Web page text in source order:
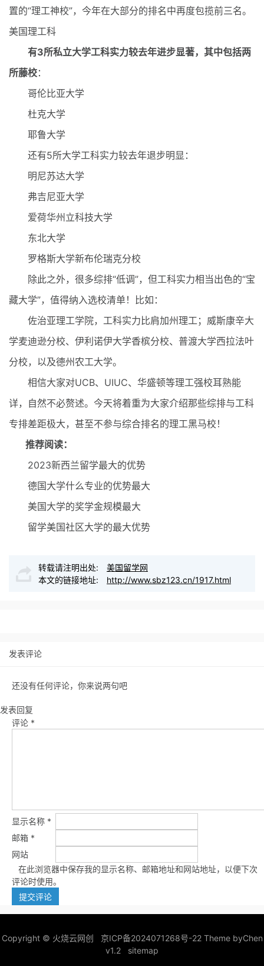
置的“理工神校”，今年在大部分的排名中再度包揽前三名。
美国理工科
有3所私立大学工科实力较去年进步显著，其中包括两
所藤校：
哥伦比亚大学
杜克大学
耶鲁大学
还有5所大学工科实力较去年退步明显：
明尼苏达大学
弗吉尼亚大学
爱荷华州立科技大学
东北大学
罗格斯大学新布伦瑞克分校
除此之外，很多综排“低调”，但工科实力相当出色的“宝
藏大学”，值得纳入选校清单！比如：
佐治亚理工学院，工科实力比肩加州理工；威斯康辛大
学麦迪逊分校、伊利诺伊大学香槟分校、普渡大学西拉法叶
分校，以及德州农工大学。
相信大家对UCB、UIUC、华盛顿等理工强校耳熟能
详，自然不必赘述。今天将着重为大家介绍那些综排与工科
专排差距极大，甚至不参与综合排名的理工黑马校！
推荐阅读：
2023新西兰留学最大的优势
德国大学什么专业的优势最大
美国大学的奖学金规模最大
留学美国社区大学的最大优势
转载请注明出处:
美国留学网
本文的链接地址:
http://www.sbz123.cn/1917.html
发表评论
还没有任何评论，你来说两句吧
发表回复
评论 *
显示名称 *
邮箱 *
网站
在此浏览器中保存我的显示名称、邮箱地址和网站地址，以便下次
评论时使用。
Copyright © 火烧云网创 京ICP备2024071268号-22Theme byChen
v1.2
sitemap